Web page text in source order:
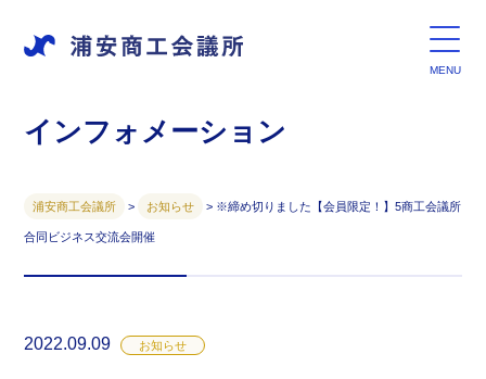
インフォメーション
浦安商工会議所 > お知らせ > ※締め切りました【会員限定！】5商工会議所
合同ビジネス交流会開催
2022.09.09 お知らせ